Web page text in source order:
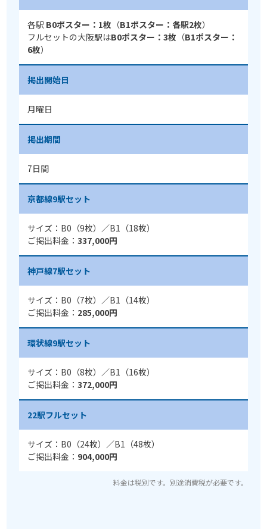
各駅 B0ポスター：1枚 （B1ポスター：各駅2枚）
フルセットの大阪駅はB0ポスター：3枚 （B1ポスター：
6枚）
掲出開始日
月曜日
掲出期間
7日間
京都線9駅セット
サイズ：B0（9枚）／B1（18枚）
ご掲出料金： 337,000円
神戸線7駅セット
サイズ：B0（7枚）／B1（14枚）
ご掲出料金： 285,000円
環状線9駅セット
サイズ：B0（8枚）／B1（16枚）
ご掲出料金： 372,000円
22駅フルセット
サイズ：B0（24枚）／B1（48枚）
ご掲出料金： 904,000円
料金は税別です。別途消費税が必要です。